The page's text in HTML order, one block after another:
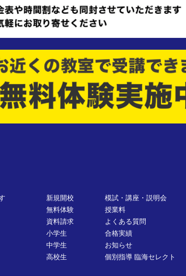
新規開校
無料体験
資料請求
小学生
中学生
高校生
模試・講座・説明会
授業料
よくある質問
合格実績
お知らせ
個別指導 臨海セレクト